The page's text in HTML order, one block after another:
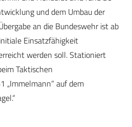
und dem Umbau der
an die Bundeswehr ist ab
Einsatzfähigkeit
werden soll. Stationiert
Taktischen
„Immelmann“ auf dem